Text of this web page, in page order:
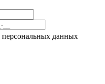
персональных данных